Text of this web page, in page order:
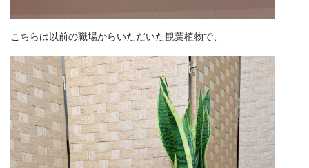
こちらは以前の職場からいただいた観葉植物で、